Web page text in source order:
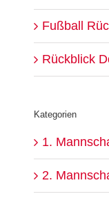
Fußball
Rückblick
Kategorien
1.
2.